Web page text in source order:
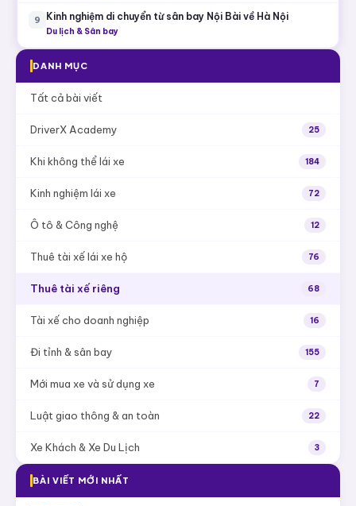
9 Kinh nghiệm di chuyển từ sân bay Nội Bài về Hà Nội
Du lịch & Sân bay
DANH MỤC
Tất cả bài viết
DriverX Academy 25
Khi không thể lái xe 184
Kinh nghiệm lái xe 72
Ô tô & Công nghệ 12
Thuê tài xế lái xe hộ 76
Thuê tài xế riêng 68
Tài xế cho doanh nghiệp 16
Đi tỉnh & sân bay 155
Mới mua xe và sử dụng xe 7
Luật giao thông & an toàn 22
Xe Khách & Xe Du Lịch 3
BÀI VIẾT MỚI NHẤT